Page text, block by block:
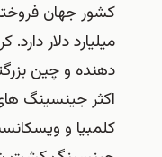
میلیارد دلار
دهنده و چین
اکثر جینسینگ
کلمبیا و